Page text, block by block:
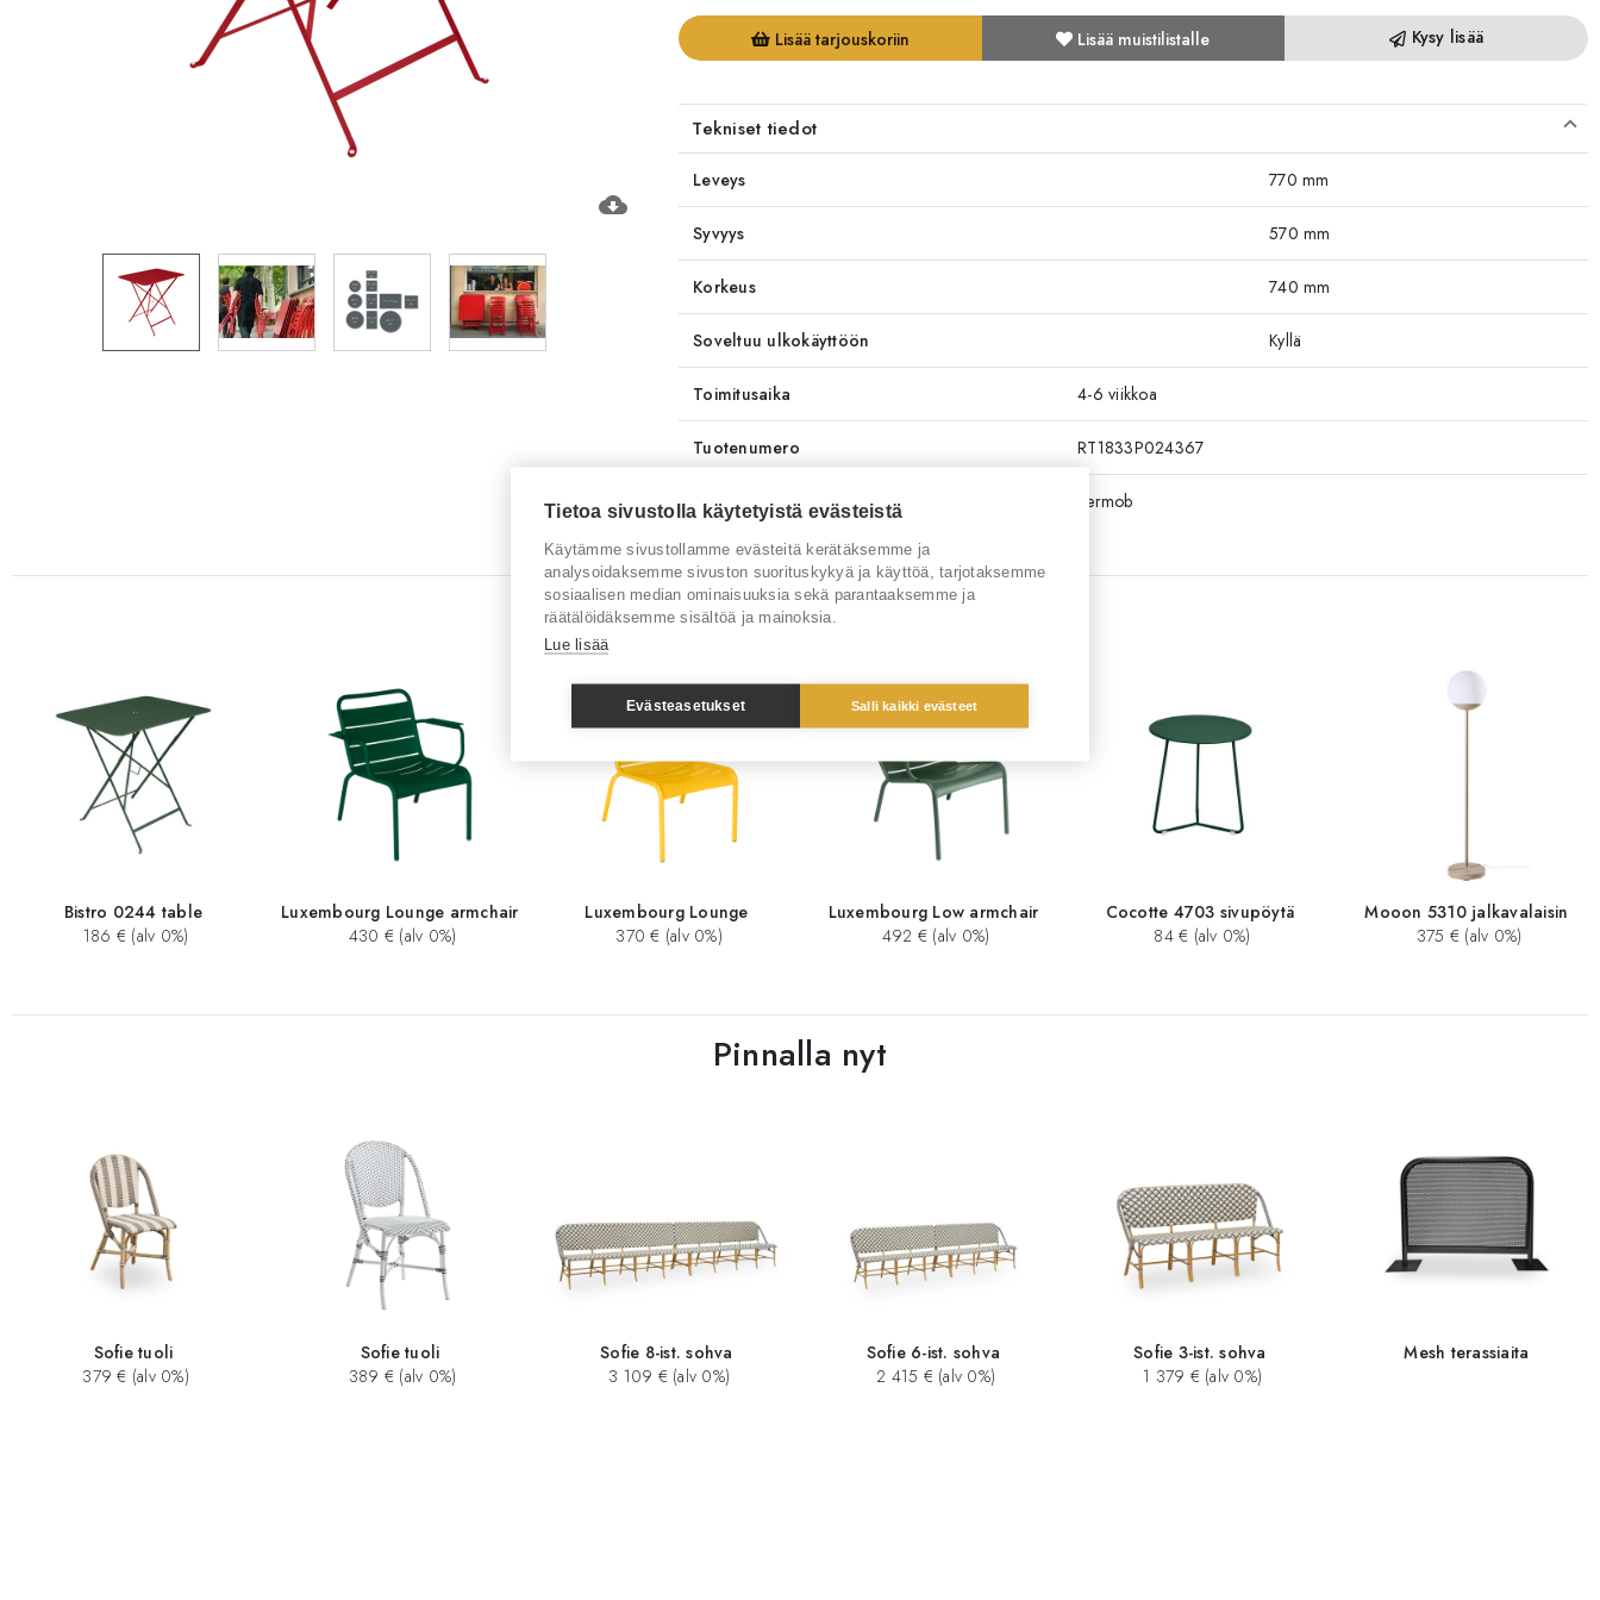
cloud_download
Lisää tarjouskoriin Lisää muistilistalle Kysy lisää
Tekniset tiedot
Leveys 770 mm
Syvyys 570 mm
Korkeus 740 mm
Soveltuu ulkokäyttöön Kyllä
Toimitusaika 4-6 viikkoa
Tuotenumero RT1833P024367
Tuotemerkki Fermob
Sinua saattaisi kiinnostaa myös
Bistro 0244 table
186 € (alv 0%)
Luxembourg Lounge armchair
430 € (alv 0%)
Luxembourg Lounge
370 € (alv 0%)
Luxembourg Low armchair
492 € (alv 0%)
Cocotte 4703 sivupöytä
84 € (alv 0%)
Mooon 5310 jalkavalaisin
375 € (alv 0%)
Pinnalla nyt
Sofie tuoli
379 € (alv 0%)
Sofie tuoli
389 € (alv 0%)
Sofie 8-ist. sohva
3 109 € (alv 0%)
Sofie 6-ist. sohva
2 415 € (alv 0%)
Sofie 3-ist. sohva
1 379 € (alv 0%)
Mesh terassiaita
Tietoa sivustolla käytetyistä evästeistä
Käytämme sivustollamme evästeitä kerätäksemme ja
analysoidaksemme sivuston suorituskykyä ja käyttöä, tarjotaksemme
sosiaalisen median ominaisuuksia sekä parantaaksemme ja
räätälöidäksemme sisältöä ja mainoksia.
Lue lisää
Evästeasetukset Salli kaikki evästeet